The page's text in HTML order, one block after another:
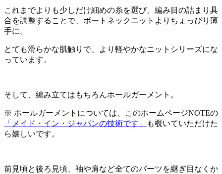
これまでよりも少しだけ細めの糸を選び、編み目の詰まり具
合を調整することで、ボートネックニットよりちょっぴり薄
手に。
とても滑らかな肌触りで、より軽やかなニットシリーズにな
っています。
そして、編み立てはもちろんホールガーメント。
※ ホールガーメントについては、このホームページNOTEの
「メイド・イン・ジャパンの技術です」
も覗いていただけた
ら嬉しいです。
前見頃と後ろ見頃、袖や肩など全てのパーツを継ぎ目なくか